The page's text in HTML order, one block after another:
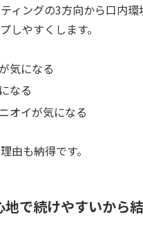
ィングの3方向から口内環
しやすくします。
気になる
なる
オイが気になる
由も納得です。
で続けやすいから